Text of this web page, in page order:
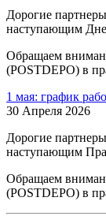
Дорогие
наступающим
Обращаем
(POSTDEPO) в
1 мая: график
30 Апреля 2026
Дорогие
наступающим
Обращаем
(POSTDEPO) в